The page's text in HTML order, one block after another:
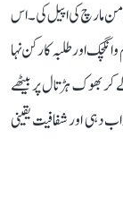
مارچ کی اپیل کی۔ اس
وانگچک اور طلبہ کارکن نہا
کر بھوک ہڑتال پر بیٹھے
دہی اور شفافیت یقینی